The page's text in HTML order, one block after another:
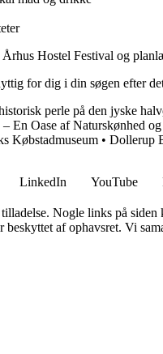
Hostel Festival og
for dig i din søgen efter
perle på den jyske
En Oase af Naturskønhed
Købstadmuseum • Dollerup
LinkedIn YouTube
Nogle links på siden
af ophavsret. Vi